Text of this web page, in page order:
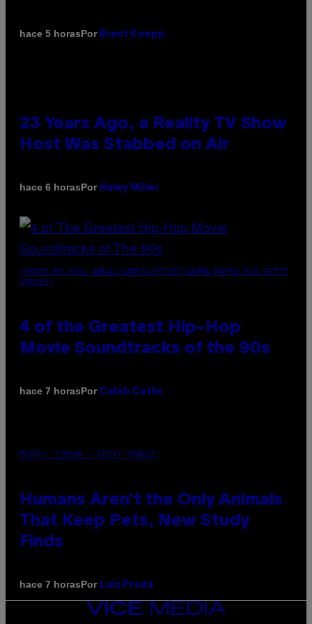
hace 5 horasPor Brent Koepp
23 Years Ago, a Reality TV Show
Host Was Stabbed on Air
hace 6 horasPor Haley Miller
(PHOTO BY POOL ARNAL/GARCIA/PICOT/GAMMA-RAPHO VIA GETTY
IMAGES)
4 of the Greatest Hip-Hop
Movie Soundtracks of the 90s
hace 7 horasPor Caleb Catlin
PHOTO: IJDEMA / GETTY IMAGES
Humans Aren’t the Only Animals
That Keep Pets, New Study
Finds
hace 7 horasPor Luis Prada
VICE
MEDIA